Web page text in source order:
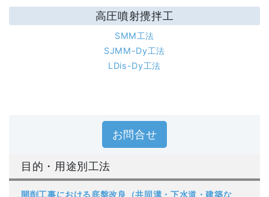
高圧噴射攪拌工
SMM工法
SJMM-Dy工法
LDis-Dy工法
お問合せ
目的・用途別工法
開削工事における底盤改良（共同溝・下水道・建築な